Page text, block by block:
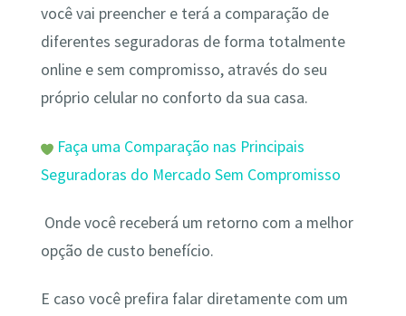
você vai preencher e terá a comparação de
diferentes seguradoras de forma totalmente
online e sem compromisso, através do seu
próprio celular no conforto da sua casa.
Faça uma Comparação nas Principais
Seguradoras do Mercado Sem Compromisso
Onde você receberá um retorno com a melhor
opção de custo benefício.
E caso você prefira falar diretamente com um